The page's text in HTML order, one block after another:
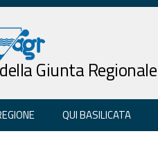
Giunta Regionale
QUI BASILICATA